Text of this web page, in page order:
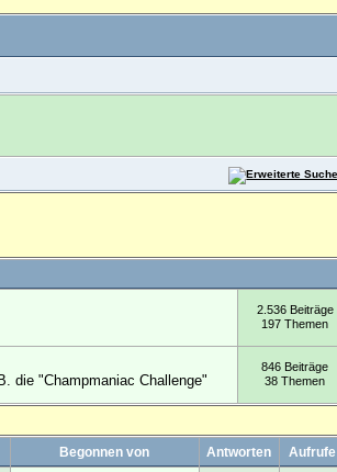
2.536 Beiträge
197 Themen
die "Champmaniac Challenge"
846 Beiträge
38 Themen
Begonnen von Antworten Aufrufe